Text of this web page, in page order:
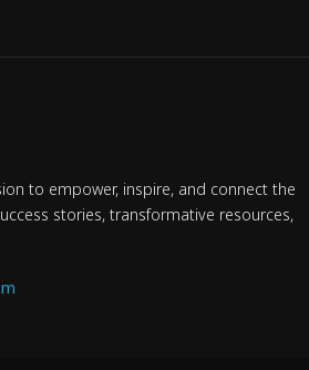
to empower, inspire, and connect the
stories, transformative resources,